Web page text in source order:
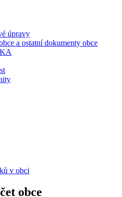
úpravy
a ostatní dokumenty obce
v obci
obce